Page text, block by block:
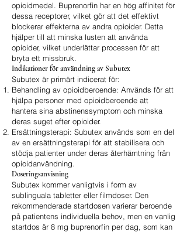
opioidmedel. Buprenorfin har en hög affinitet för
dessa receptorer, vilket gör att det effektivt
blockerar effekterna av andra opioider. Detta
hjälper till att minska lusten att använda
opioider, vilket underlättar processen för att
bryta ett missbruk.
Indikationer för användning av Subutex
Subutex är primärt indicerat för:
Behandling av opioidberoende: Används för att
hjälpa personer med opioidberoende att
hantera sina abstinenssymptom och minska
deras suget efter opioider.
Ersättningsterapi: Subutex används som en del
av en ersättningsterapi för att stabilisera och
stödja patienter under deras återhämtning från
opioidanvändning.
Doseringsanvisning
Subutex kommer vanligtvis i form av
sublinguala tabletter eller filmdoser. Den
rekommenderade startdosen varierar beroende
på patientens individuella behov, men en vanlig
startdos är 8 mg buprenorfin per dag, som kan